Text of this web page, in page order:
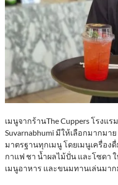
เมนูจากร้านThe Cuppers โรงแร
Suvarnabhumi มีให้เลือกมากมา
มาตรฐานทุกเมนู โดยเมนูเครื่อง
กาแฟ ชา น้ำผลไม้ปั่น และโซดา
เมนูอาหาร และขนมทานเล่นมาก